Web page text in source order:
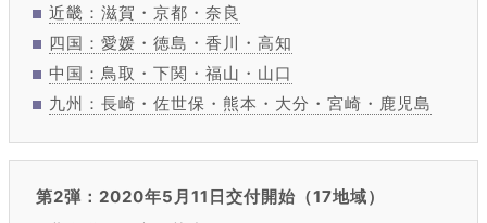
近畿：滋賀・京都・奈良
四国：愛媛・徳島・香川・高知
中国：鳥取・下関・福山・山口
九州：長崎・佐世保・熊本・大分・宮崎・鹿児島
第2弾：2020年5月11日交付開始（17地域）